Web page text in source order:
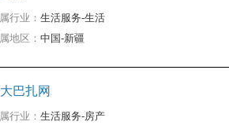
行业： 生活服务-生活
地区： 中国-新疆
巴扎网
行业： 生活服务-房产